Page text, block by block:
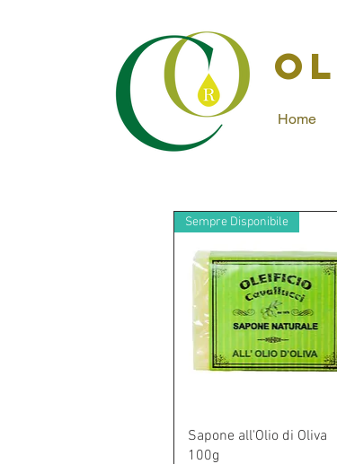
Home
Vista rapida
Sempre Disponibile
Sapone all'Olio di Oliva
100g